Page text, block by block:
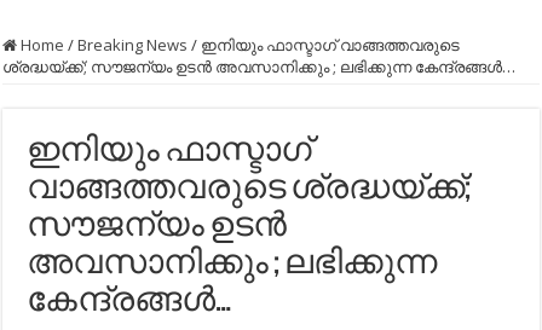
Home /Breaking News / ഇനിയും ഫാസ്ടാഗ് വാങ്ങത്തവരുടെ
ശ്രദ്ധയ്ക്ക്; സൗജന്യം ഉടന്‍ അവസാനിക്കും ; ലഭിക്കുന്ന കേന്ദ്രങ്ങള്‍…
ഇനിയും ഫാസ്ടാഗ്
വാങ്ങത്തവരുടെ ശ്രദ്ധയ്ക്ക്;
സൗജന്യം ഉടന്‍
അവസാനിക്കും ; ലഭിക്കുന്ന
കേന്ദ്രങ്ങള്‍…